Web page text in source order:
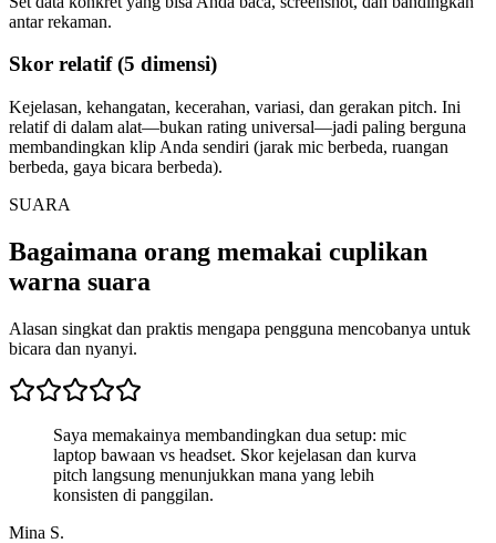
antar rekaman.
Skor relatif (5 dimensi)
Kejelasan, kehangatan, kecerahan, variasi, dan gerakan pitch. Ini
relatif di dalam alat—bukan rating universal—jadi paling berguna
membandingkan klip Anda sendiri (jarak mic berbeda, ruangan
berbeda, gaya bicara berbeda).
SUARA
Bagaimana orang memakai cuplikan
warna suara
Alasan singkat dan praktis mengapa pengguna mencobanya untuk
bicara dan nyanyi.
Saya memakainya membandingkan dua setup: mic
laptop bawaan vs headset. Skor kejelasan dan kurva
pitch langsung menunjukkan mana yang lebih
konsisten di panggilan.
Mina S.